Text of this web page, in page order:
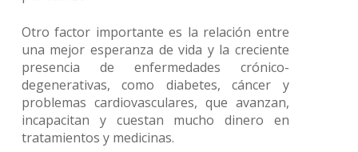
Otro factor importante es la relación entre
una mejor esperanza de vida y la creciente
presencia de enfermedades crónico-
degenerativas, como diabetes, cáncer y
problemas cardiovasculares, que avanzan,
incapacitan y cuestan mucho dinero en
tratamientos y medicinas.